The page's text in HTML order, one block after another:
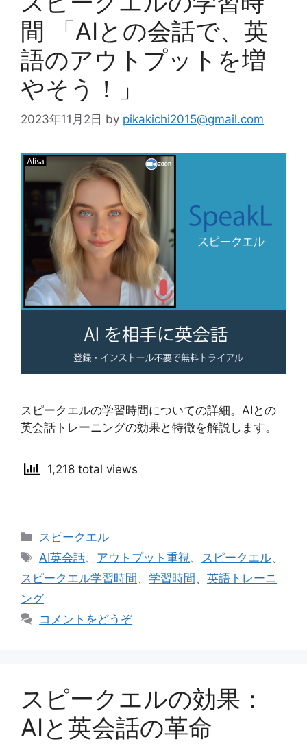
間 「AIとの会話で、英
語のアウトプットを増
やそう！」
2023年11月2日 by pikakichi2015@gmail.com
スピークエルの学習時間についての詳細。AIとの
英会話トレーニングの効果と特徴を解説します。
1,218 total views
カ
テ
リ
ー
スピークエル
タ
グ
AI英会話、 アウトプット重視 、 スピークエル、
スピークエル学習時間、 学習時間、 英語トレーニ
ング
コメントをどうぞ
スピークエルの効果：
AIと英会話の革命